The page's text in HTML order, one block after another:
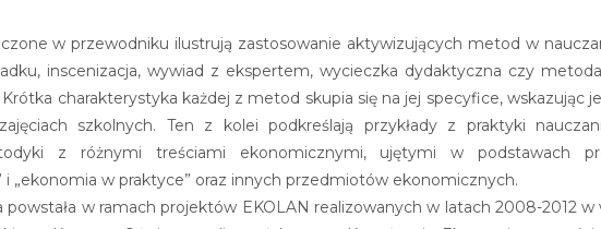
w przewodniku ilustrują zastosowanie aktywizujących metod w
inscenizacja, wywiad z ekspertem, wycieczka dydaktyczna czy
charakterystyka każdej z metod skupia się na jej specyfice, wskazując
szkolnych. Ten z kolei podkreślają przykłady z praktyki
z różnymi treściami ekonomicznymi, ujętymi w podstawach
i „ekonomia w praktyce” oraz innych przedmiotów ekonomicznych.
powstała w ramach projektów EKOLAN realizowanych w latach 2008-2012